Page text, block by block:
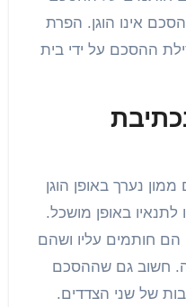
אינו הוגן. הפרת
ההסכם על ידי בית
נערך באופן הוגן
לתנאיו באופן מושכל.
הם חותמים עליו ושהם
חשוב גם שההסכם
של שני הצדדים.